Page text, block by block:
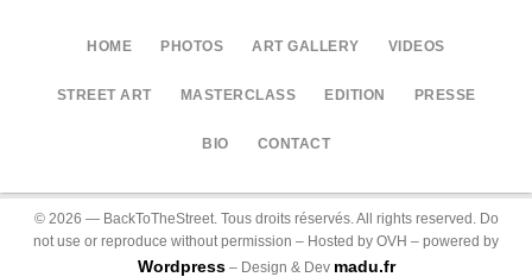
HOME PHOTOS ART GALLERY VIDEOS
STREET ART MASTERCLASS EDITION PRESSE
BIO CONTACT
© 2026 — BackToTheStreet. Tous droits réservés. All rights reserved. Do
not use or reproduce without permission – Hosted by OVH – powered by
Wordpress– Design & Dev madu.fr